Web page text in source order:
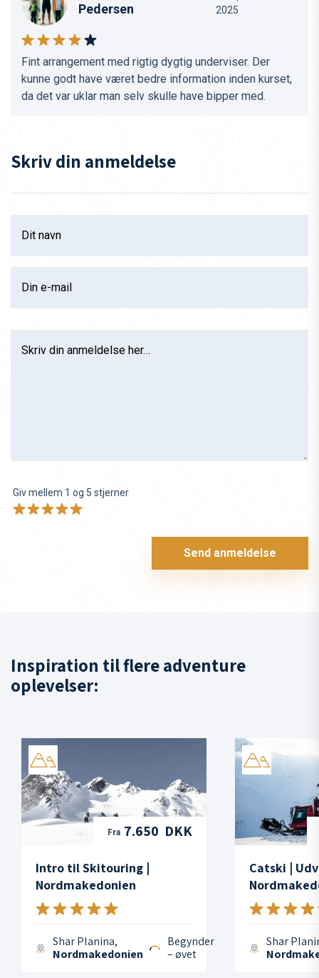
Pedersen
2025
Fint arrangement med rigtig dygtig underviser. Der
kunne godt have været bedre information inden kurset,
da det var uklar man selv skulle have bipper med.
Skriv din anmeldelse
Dit navn
Din e-mail
Skriv din anmeldelse her…
Giv mellem 1 og 5 stjerner
Send anmeldelse
Inspiration til flere adventure
oplevelser:
Fra 7.650 DKK
Intro til Skitouring |
Nordmakedonien
Shar Planina,
Nordmakedonien
Begynder
– øvet
Catski |
Shar